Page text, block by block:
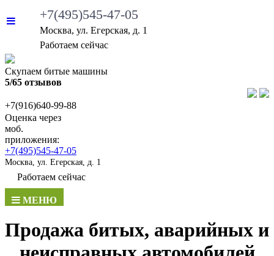
+7(495)545-47-05
Москва, ул. Егерская, д. 1
Работаем сейчас
Скупаем битые машины
5/65 отзывов
+7(916)640-99-88
Оценка через
моб.
приложения:
+7(495)545-47-05
Москва, ул. Егерская, д. 1
Работаем сейчас
МЕНЮ
Продажа битых, аварийных и